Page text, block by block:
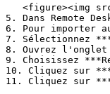
5. Dans Remote
6. Pour importer
7. Sélectionnez
8. Ouvrez l'onglet
9. Choisissez
10. Cliquez sur
11. Cliquez sur